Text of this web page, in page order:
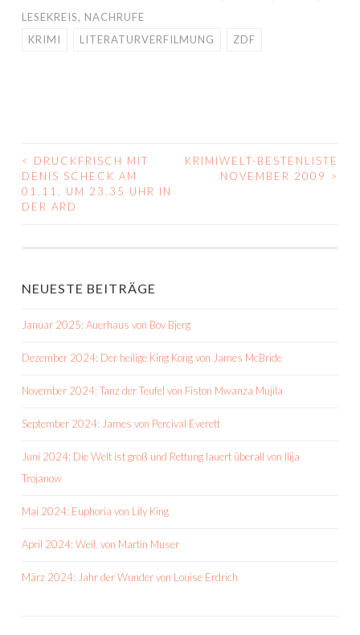
LESEKREIS, NACHRUFE
KRIMI
LITERATURVERFILMUNG ZDF
BEITRAGS-
NAVIGATION
<
DRUCKFRISCH MIT
DENIS SCHECK AM
01.11. UM 23.35 UHR IN
DER ARD
KRIMIWELT-BESTENLISTE
NOVEMBER 2009
>
NEUESTE BEITRÄGE
Januar 2025: Auerhaus von Bov Bjerg
Dezember 2024: Der heilige King Kong von James McBride
November 2024: Tanz der Teufel von Fiston Mwanza Mujila
September 2024: James von Percival Everett
Juni 2024: Die Welt ist groß und Rettung lauert überall von Ilija
Trojanow
Mai 2024: Euphoria von Lily King
April 2024: Weil. von Martin Muser
März 2024: Jahr der Wunder von Louise Erdrich